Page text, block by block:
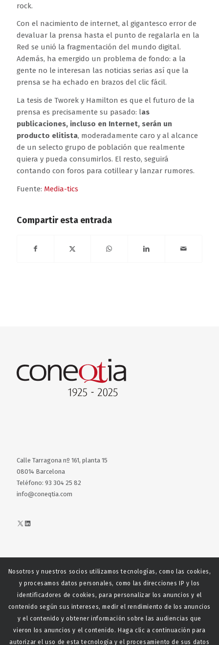
rock.
Con el nacimiento de internet, al gigantesco error de
devaluar la prensa hasta el punto de regalarla en la
Red se unió la fragmentación del mundo digital.
Además, ha emergido un problema de fondo: a la
gente no le interesan las noticias serias así que la
prensa se ha echado en brazos del clic fácil.
La tesis de Tworek y Hamilton es que el futuro de la
prensa es precisamente su pasado: las
publicaciones, incluso en Internet, serán un
producto elitista, moderadamente caro y al alcance
de un selecto grupo de población que realmente
quiera y pueda consumirlos. El resto, seguirá
contando con foros para cotillear y lanzar rumores.
Fuente: Media-tics
Compartir esta entrada
Calle Tarragona nº 161, planta 15
08014 Barcelona
Teléfono: 93 304 25 82
info@coneqtia.com
X LinkedIn
Web realizada con el patrocinio del Centro Español del Centro
Español de Derechos Reprofráficos
Nosotros y nuestros socios utilizamos tecnologías, como las cookies,
y procesamos datos personales, como las direcciones IP y los
identificadores de cookies, para personalizar los anuncios y el
contenido según sus intereses, medir el rendimiento de los anuncios
y el contenido y obtener información sobre las audiencias que
vieron los anuncios y el contenido. Haga clic a continuación para
autorizar el uso de esta tecnología y el procesamiento de sus datos